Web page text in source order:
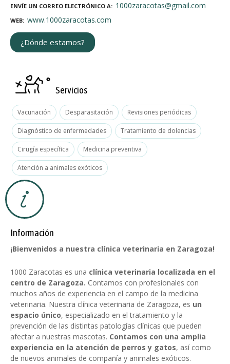
ENVÍE UN CORREO ELECTRÓNICO A 1000zaracotas@gmail.com
WEB www.1000zaracotas.com
¿Dónde estamos?
Servicios
Vacunación Desparasitación Revisiones periódicas
Diagnóstico de enfermedades Tratamiento de dolencias
Cirugía específica Medicina preventiva
Atención a animales exóticos
Información
¡Bienvenidos a nuestra clínica veterinaria en Zaragoza!
1000 Zaracotas es una clínica veterinaria localizada en el
centro de Zaragoza. Contamos con profesionales con
muchos años de experiencia en el campo de la medicina
veterinaria. Nuestra clínica veterinaria de Zaragoza, es un
espacio único, especializado en el tratamiento y la
prevención de las distintas patologías clínicas que pueden
afectar a nuestras mascotas. Contamos con una amplia
experiencia en la atención de perros y gatos, así como
de nuevos animales de compañía y animales exóticos.